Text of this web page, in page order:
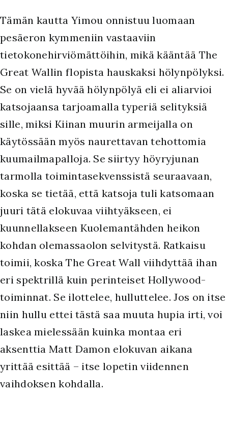
Tämän kautta Yimou onnistuu luomaan
pesäeron kymmeniin vastaaviin
tietokonehirviömättöihin, mikä kääntää The
Great Wallin flopista hauskaksi hölynpölyksi.
Se on vielä hyvää hölynpölyä eli ei aliarvioi
katsojaansa tarjoamalla typeriä selityksiä
sille, miksi Kiinan muurin armeijalla on
käytössään myös naurettavan tehottomia
kuumailmapalloja. Se siirtyy höyryjunan
tarmolla toimintasekvenssistä seuraavaan,
koska se tietää, että katsoja tuli katsomaan
juuri tätä elokuvaa viihtyäkseen, ei
kuunnellakseen Kuolemantähden heikon
kohdan olemassaolon selvitystä. Ratkaisu
toimii, koska The Great Wall viihdyttää ihan
eri spektrillä kuin perinteiset Hollywood-
toiminnat. Se ilottelee, hulluttelee. Jos on itse
niin hullu ettei tästä saa muuta hupia irti, voi
laskea mielessään kuinka montaa eri
aksenttia Matt Damon elokuvan aikana
yrittää esittää – itse lopetin viidennen
vaihdoksen kohdalla.